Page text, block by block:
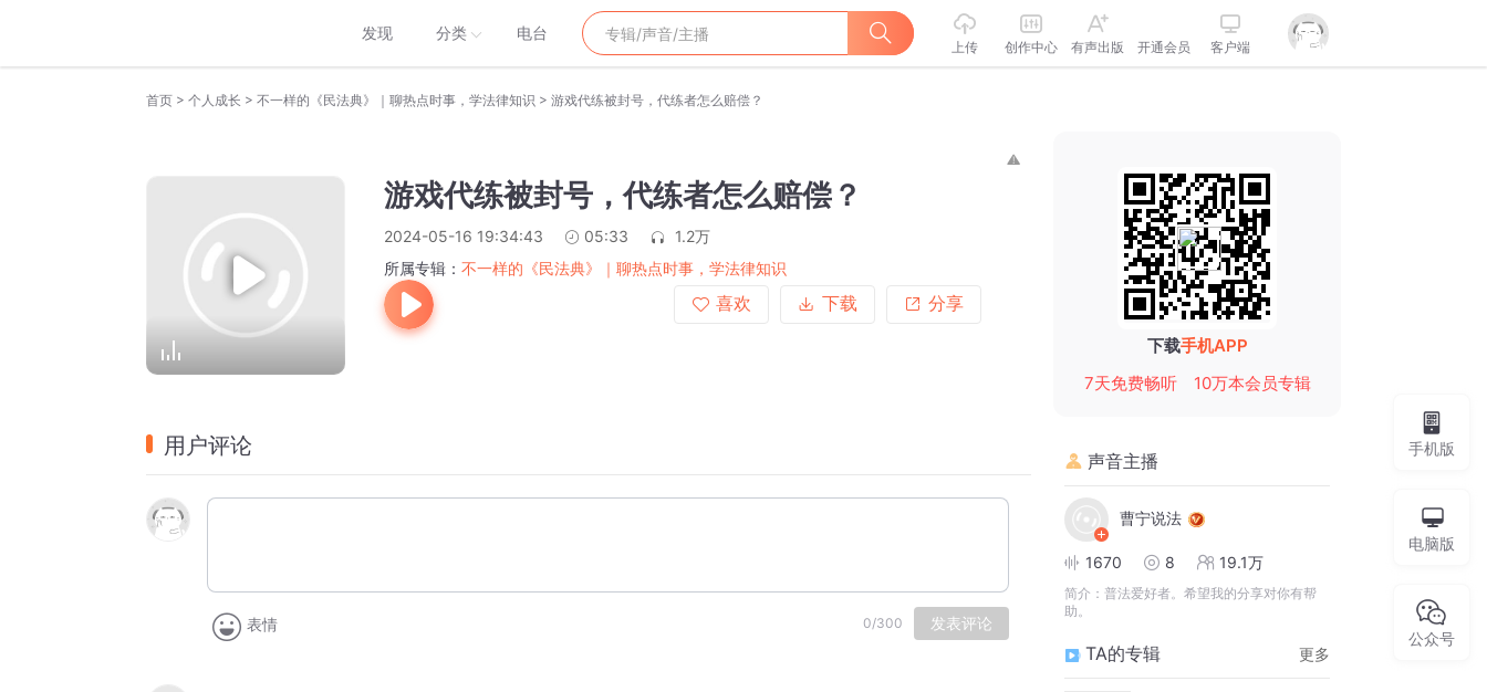
发现 分类 电台
上传 创作中心 有声出版 开通会员 客户端
首页 > 个人成长 > 不一样的《民法典》｜聊热点时事，学法律知识 > 游戏代练被封号，代练者怎么赔偿？
游戏代练被封号，代练者怎么赔偿？
2024-05-16 19:34:43 05:33
1.2万
所属专辑： 不一样的《民法典》｜聊热点时事，学法律知识
喜欢
下载 分享
用户评论
表情 0/300 发表评论
下载手机APP
7天免费畅听
10万本会员专辑
声音主播
曹宁说法
1670 8 19.1万
简介： 普法爱好者。希望我的分享对你有帮
助。
TA的专辑 更多
手机版
电脑版
公众号